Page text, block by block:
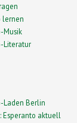
lernen
Musik
Literatur
Laden Berlin
Esperanto aktuell